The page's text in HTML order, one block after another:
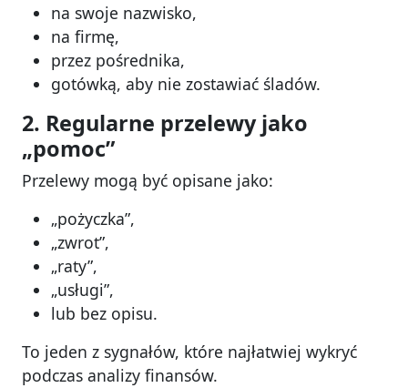
na swoje nazwisko,
na firmę,
przez pośrednika,
gotówką, aby nie zostawiać śladów.
2. Regularne przelewy jako
„pomoc”
Przelewy mogą być opisane jako:
„pożyczka”,
„zwrot”,
„raty”,
„usługi”,
lub bez opisu.
To jeden z sygnałów, które najłatwiej wykryć
podczas analizy finansów.